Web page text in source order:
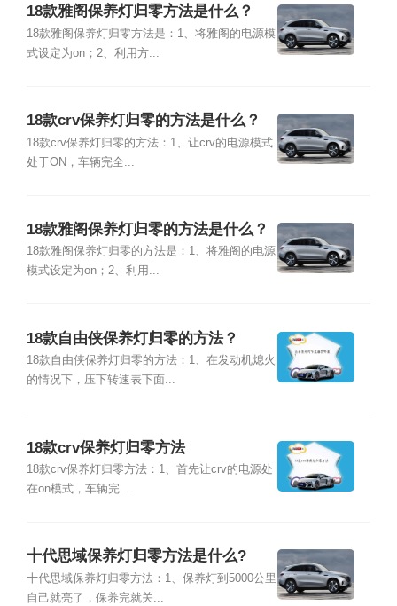
18款雅阁保养灯归零方法是什么？
18款雅阁保养灯归零方法是：1、将雅阁的电源模
式设定为on；2、利用方...
18款crv保养灯归零的方法是什么？
18款crv保养灯归零的方法：1、让crv的电源模式
处于ON，车辆完全...
18款雅阁保养灯归零的方法是什么？
18款雅阁保养灯归零的方法是：1、将雅阁的电源
模式设定为on；2、利用...
18款自由侠保养灯归零的方法？
18款自由侠保养灯归零的方法：1、在发动机熄火
的情况下，压下转速表下面...
18款crv保养灯归零方法
18款crv保养灯归零方法：1、首先让crv的电源处
在on模式，车辆完...
十代思域保养灯归零方法是什么?
十代思域保养灯归零方法：1、保养灯到5000公里
自己就亮了，保养完就关...